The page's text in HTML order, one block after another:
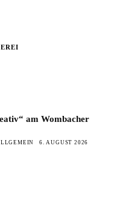
am Wombacher
6. AUGUST 2026